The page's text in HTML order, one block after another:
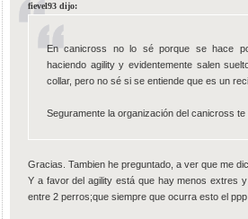
fievel93 dijo:
En canicross no lo sé porque se hace
haciendo agility y evidentemente salen
collar, pero no sé si se entiende que es un
Seguramente la organización del canicross te
Gracias. Tambien he preguntado, a ver que me
Y a favor del agility está que hay menos extres
entre 2 perros;que siempre que ocurra esto el ppp